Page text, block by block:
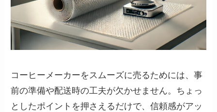
コーヒーメーカーをスムーズに売るためには、事
前の準備や配送時の工夫が欠かせません。ちょっ
としたポイントを押さえるだけで、信頼感がアッ